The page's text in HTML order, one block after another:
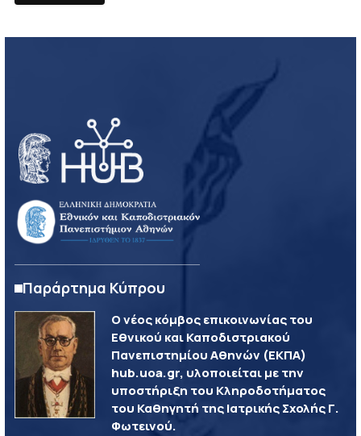
Παράρτημα Κύπρου
Ο νέος κόμβος επικοινωνίας του
Εθνικού και Καποδιστριακού
Πανεπιστημίου Αθηνών (ΕΚΠΑ)
hub.uoa.gr, υλοποιείται με την
υποστήριξη του Κληροδοτήματος
του Καθηγητή της Ιατρικής Σχολής Γ.
Φωτεινού.